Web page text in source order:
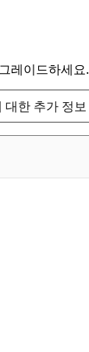
레이드하세요.
한 추가 정보